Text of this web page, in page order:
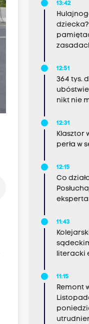
13:42
12:51
364 tys.
nikt nie
12:31
Klasztor
perła w
12:15
Co
11:43
literacki
11:15
Remont